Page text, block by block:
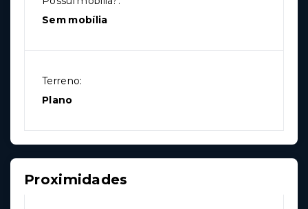
Sem mobília
Terreno:
Plano
Proximidades